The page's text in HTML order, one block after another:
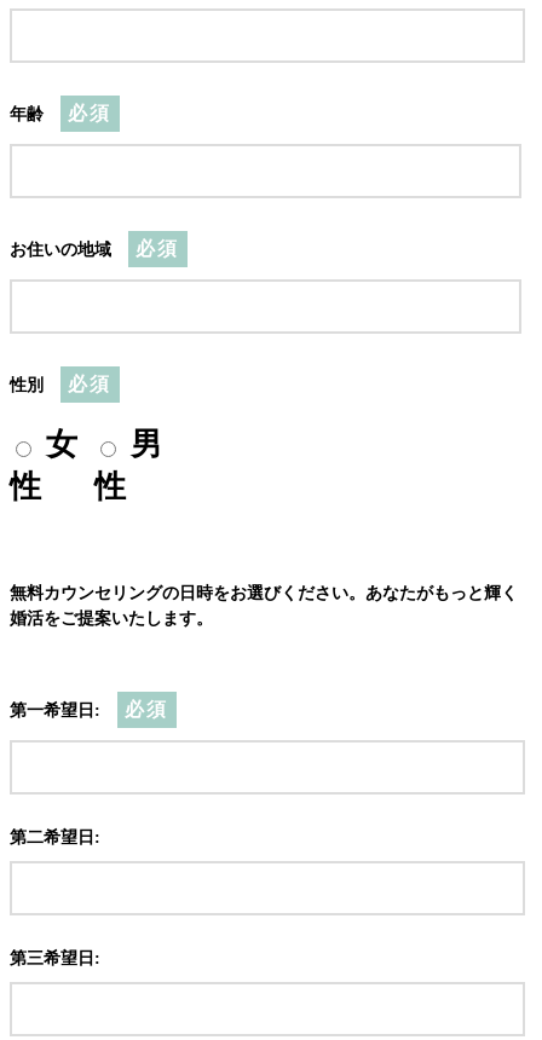
年齢 必須
お住いの地域 必須
性別 必須
女
性
男
性
無料カウンセリングの日時をお選びください。あなたがもっと輝く
婚活をご提案いたします。
第一希望日: 必須
第二希望日:
第三希望日: